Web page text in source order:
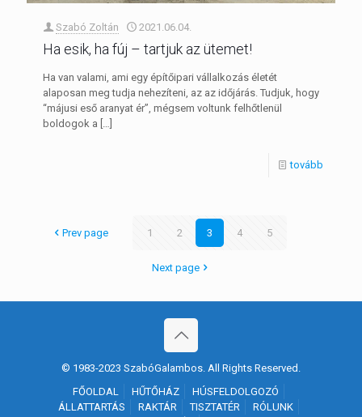
Szabó Zoltán 2021.06.04.
Ha esik, ha fúj – tartjuk az ütemet!
Ha van valami, ami egy építőipari vállalkozás életét
alaposan meg tudja nehezíteni, az az időjárás. Tudjuk, hogy
“májusi eső aranyat ér”, mégsem voltunk felhőtlenül
boldogok a […]
tovább
Prev page 1 2 3 4 5
Next page
© 1983-2023 SzabóGalambos. All Rights Reserved.
FŐOLDAL
HŰTŐHÁZ
HÚSFELDOLGOZÓ
ÁLLATTARTÁS
RAKTÁR TISZTATÉR
RÓLUNK